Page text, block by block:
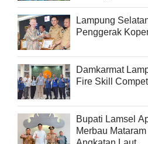
Lampung
Penggerak
Damkarmat
Fire Skill
Bupati Lamsel
Merbau